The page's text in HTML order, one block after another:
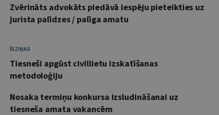
Zvērināts advokāts piedāvā iespēju pieteikties uz
jurista palīdzes / palīga amatu
ĪSZIŅAS
Tiesneši apgūst civillietu izskatīšanas
metodoloģiju
Nosaka termiņu konkursa izsludināšanai uz
tiesneša amata vakancēm